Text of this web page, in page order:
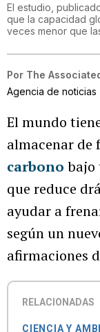
El estudio,
que la capacidad
veces menor que
Por The
Agencia de noticias
El mundo
almacenar de
carbono bajo
que reduce
ayudar a
según un
afirmaciones
RELACIONADAS
CIENCIA Y